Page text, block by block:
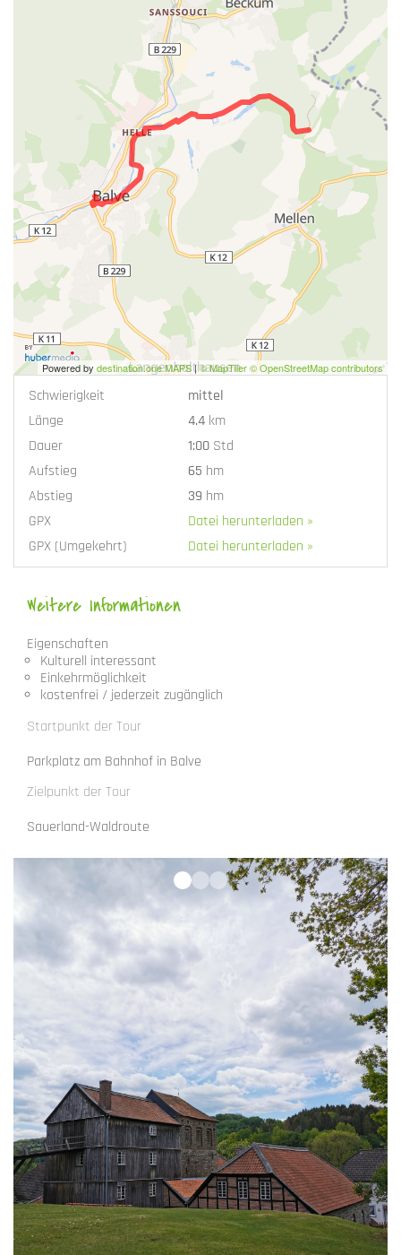
Powered by destination.one MAPS|© MapTiler © OpenStreetMap contributors
Schwierigkeit
mittel
Länge
4.4 km
Dauer
1:00 Std
Aufstieg
65 hm
Abstieg
39 hm
GPX
Datei herunterladen »
GPX (Umgekehrt)
Datei herunterladen »
Weitere Informationen
Eigenschaften
Kulturell interessant
Einkehrmöglichkeit
kostenfrei / jederzeit zugänglich
Startpunkt der Tour
Parkplatz am Bahnhof in Balve
Zielpunkt der Tour
Sauerland-Waldroute